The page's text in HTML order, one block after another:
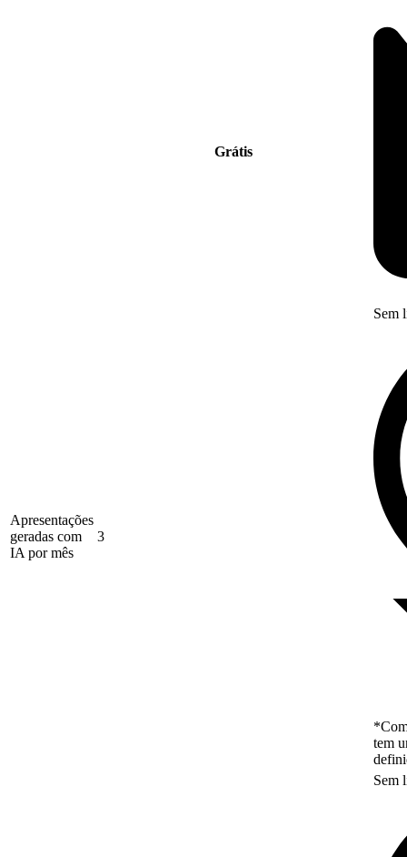
Grátis
Apresentações
geradas com
IA por mês
3
Sem
tem
Sem